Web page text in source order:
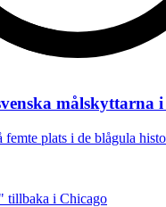
målskyttarna
plats i de blågula